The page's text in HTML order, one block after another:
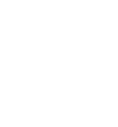
dan lanjut 12